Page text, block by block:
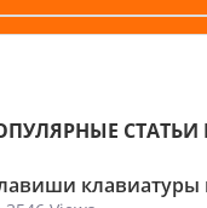
СТАТЬИ
клавиатуры